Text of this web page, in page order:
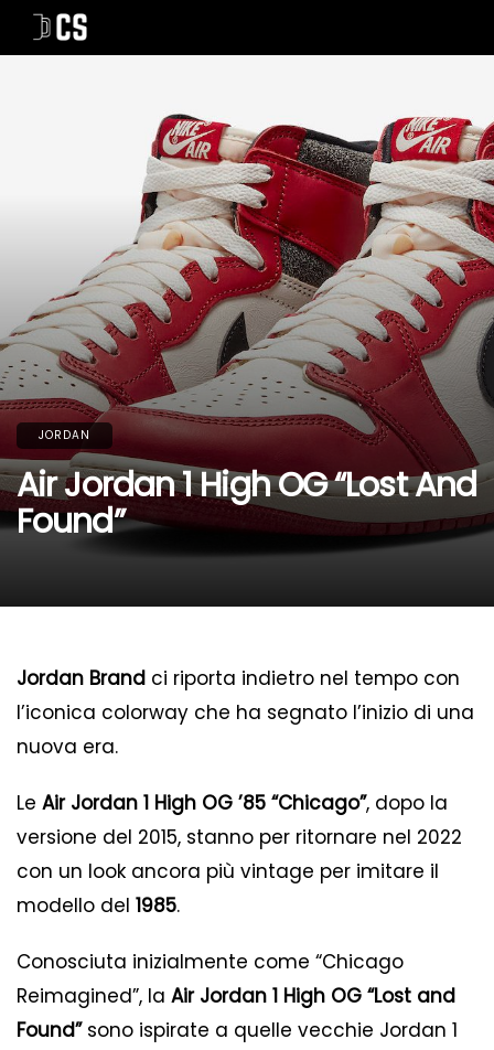
JORDAN
Air Jordan 1 High OG “Lost And
Found”
Jordan Brand ci riporta indietro nel tempo con
l’iconica colorway che ha segnato l’inizio di una
nuova era.
Le Air Jordan 1 High OG ’85 “Chicago”, dopo la
versione del 2015, stanno per ritornare nel 2022
con un look ancora più vintage per imitare il
modello del 1985.
Conosciuta inizialmente come “Chicago
Reimagined”, la Air Jordan 1 High OG “Lost and
Found”sono ispirate a quelle vecchie Jordan 1